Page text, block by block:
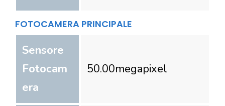
FOTOCAMERA PRINCIPALE
Sensore
Fotocam
era
50.00megapixel